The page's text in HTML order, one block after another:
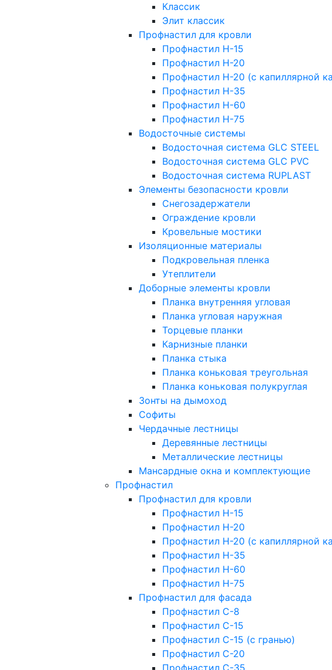
Классик
Элит классик
Профнастил для кровли
Профнастил Н-15
Профнастил Н-20
Профнастил Н-20 (с капиллярной
Профнастил Н-35
Профнастил Н-60
Профнастил Н-75
Водосточные системы
Водосточная система GLC STEEL
Водосточная система GLC PVC
Водосточная система RUPLAST
Элементы безопасности кровли
Снегозадержатели
Ограждение кровли
Кровельные мостики
Изоляционные материалы
Подкровельная пленка
Утеплители
Доборные элементы кровли
Планка внутренняя угловая
Планка угловая наружная
Торцевые планки
Карнизные планки
Планка стыка
Планка коньковая треугольная
Планка коньковая полукруглая
Зонты на дымоход
Софиты
Чердачные лестницы
Деревянные лестницы
Металлические лестницы
Мансардные окна и комплектующие
Профнастил
Профнастил для кровли
Профнастил Н-15
Профнастил Н-20
Профнастил Н-20 (с капиллярной
Профнастил Н-35
Профнастил Н-60
Профнастил Н-75
Профнастил для фасада
Профнастил С-8
Профнастил С-15
Профнастил С-15 (с гранью)
Профнастил С-20
Профнастил С-35